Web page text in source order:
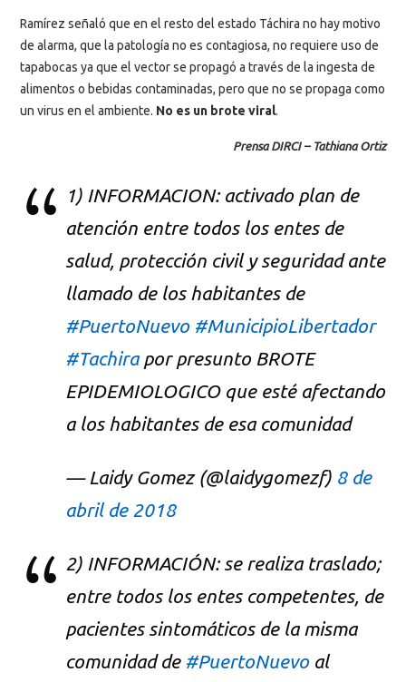
Ramírez señaló que en el resto del estado Táchira no hay motivo
de alarma, que la patología no es contagiosa, no requiere uso de
tapabocas ya que el vector se propagó a través de la ingesta de
alimentos o bebidas contaminadas, pero que no se propaga como
un virus en el ambiente. No es un brote viral.
Prensa DIRCI – Tathiana Ortiz
1) INFORMACION: activado plan de
atención entre todos los entes de
salud, protección civil y seguridad ante
llamado de los habitantes de
#PuertoNuevo #MunicipioLibertador
#Tachirapor presunto BROTE
EPIDEMIOLOGICO que esté afectando
a los habitantes de esa comunidad
— Laidy Gomez (@laidygomezf) 8 de
abril de 2018
2) INFORMACIÓN: se realiza traslado;
entre todos los entes competentes, de
pacientes sintomáticos de la misma
comunidad de #PuertoNuevo al